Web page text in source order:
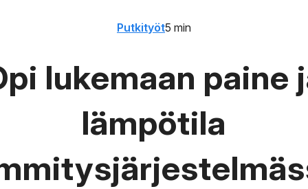
lukemaan paine
lämpötila
Putkityöt5 min